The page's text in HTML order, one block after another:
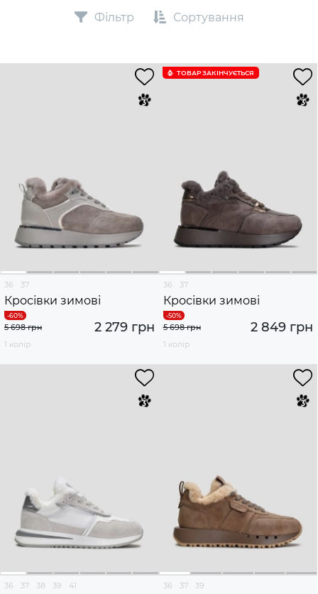
Фільтр Сортування
36 37
Кросівки зимові
2 279 грн
5 698 грн
1 колір
ТОВАР ЗАКІНЧУЄTЬСЯ
36 37
Кросівки зимові
2 849 грн
5 698 грн
1 колір
36 37 38 39 41 36 37 39